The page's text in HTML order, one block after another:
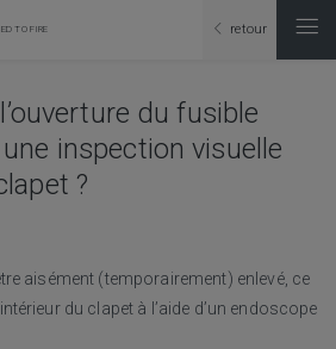
TO FIRE retour
du fusible
inspection visuelle
?
aisément (temporairement) enlevé, ce
du clapet à l’aide d’un endoscope